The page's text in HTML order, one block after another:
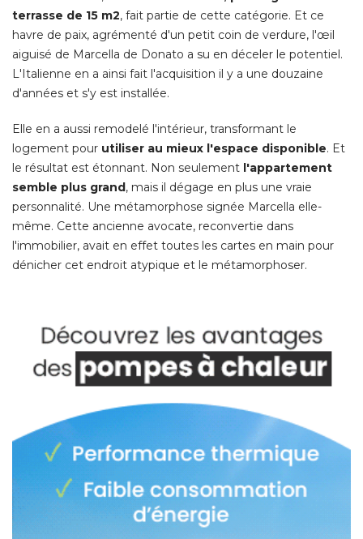
terrasse de 15 m2, fait partie de cette catégorie. Et ce
havre de paix, agrémenté d'un petit coin de verdure, l'œil
aiguisé de Marcella de Donato a su en déceler le potentiel.
L'Italienne en a ainsi fait l'acquisition il y a une douzaine
d'années et s'y est installée.
Elle en a aussi remodelé l'intérieur, transformant le
logement pour utiliser au mieux l'espace disponible. Et
le résultat est étonnant. Non seulement l'appartement
semble plus grand, mais il dégage en plus une vraie
personnalité. Une métamorphose signée Marcella elle-
même. Cette ancienne avocate, reconvertie dans
l'immobilier, avait en effet toutes les cartes en main pour
dénicher cet endroit atypique et le métamorphoser.